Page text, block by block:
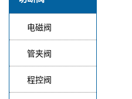
电磁阀
管夹阀
程控阀